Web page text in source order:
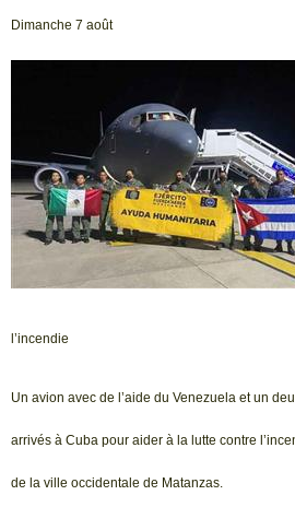
Dimanche 7 août
l’incendie
Un avion avec de l’aide du Venezuela et un
arrivés à Cuba pour aider à la lutte contre
de la ville occidentale de Matanzas.